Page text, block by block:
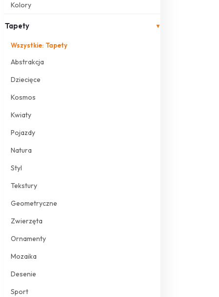
Kolory
Tapety ▾
Wszystkie: Tapety
Abstrakcja
Dziecięce
Kosmos
Kwiaty
Pojazdy
Natura
Styl
Tekstury
Geometryczne
Zwierzęta
Ornamenty
Mozaika
Desenie
Sport